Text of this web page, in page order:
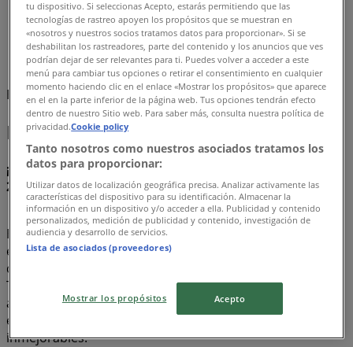
Tiendeo»
Ofertas»
Behr
Estamos a punto de publicar ofertas de Behr
Behr, todas las ofertas a tu alcance
¡Descubre las mejores ofertas para Behr en agosto
2026!
En este mes de agosto del año 2026, estamos
emocionados de ofrecerte las ofertas más atractivas y
competitivas para Behr disponibles en todo México. En
Tiendeo, nuestro objetivo es brindarte acceso a una
amplia gama de ofertas, asegurándonos de que
encuentres exactamente lo que necesitas a precios
inmejorables.
tu dispositivo. Si seleccionas Acepto, estarás permitiendo que las
tecnologías de rastreo apoyen los propósitos que se muestran en
«nosotros y nuestros socios tratamos datos para proporcionar». Si se
deshabilitan los rastreadores, parte del contenido y los anuncios que ves
podrían dejar de ser relevantes para ti. Puedes volver a acceder a este
menú para cambiar tus opciones o retirar el consentimiento en cualquier
momento haciendo clic en el enlace «Mostrar los propósitos» que aparece
en el en la parte inferior de la página web. Tus opciones tendrán efecto
dentro de nuestro Sitio web. Para saber más, consulta nuestra política de
privacidad.Cookie policy
Tanto nosotros como nuestros asociados tratamos los
datos para proporcionar:
Utilizar datos de localización geográfica precisa. Analizar activamente las
características del dispositivo para su identificación. Almacenar la
información en un dispositivo y/o acceder a ella. Publicidad y contenido
personalizados, medición de publicidad y contenido, investigación de
audiencia y desarrollo de servicios.
Lista de asociados (proveedores)
Mostrar los propósitos Acepto